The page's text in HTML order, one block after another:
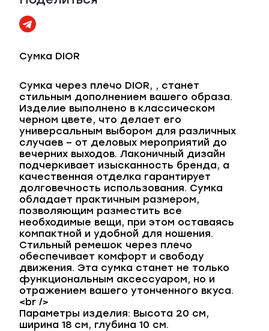
Сумка DIOR
Сумка через плечо DIOR, , станет
стильным дополнением вашего образа.
Изделие выполнено в классическом
черном цвете, что делает его
универсальным выбором для различных
случаев – от деловых мероприятий до
вечерних выходов. Лаконичный дизайн
подчеркивает изысканность бренда, а
качественная отделка гарантирует
долговечность использования. Сумка
обладает практичным размером,
позволяющим разместить все
необходимые вещи, при этом оставаясь
компактной и удобной для ношения.
Стильный ремешок через плечо
обеспечивает комфорт и свободу
движения. Эта сумка станет не только
функциональным аксессуаром, но и
отражением вашего утонченного вкуса.
<br />
Параметры изделия: Высота 20 см,
ширина 18 см, глубина 10 см.